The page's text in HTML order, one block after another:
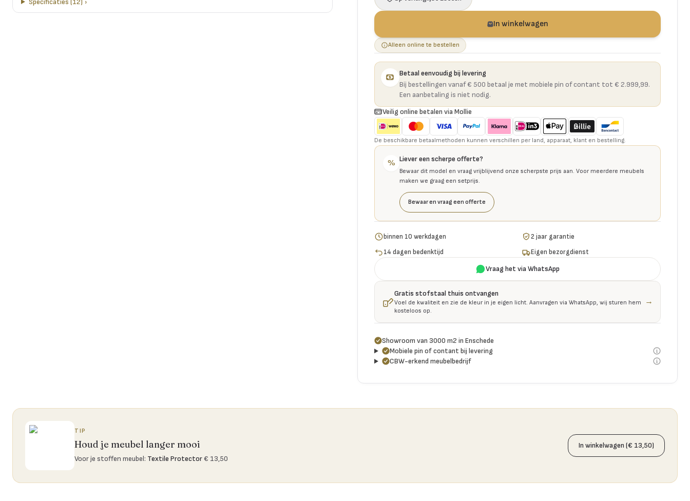
Specificaties (12) ›
In winkelwagen
Alleen online te bestellen
Betaal eenvoudig bij levering
Bij bestellingen vanaf € 500 betaal je met mobiele pin of contant tot € 2.999,99.
Een aanbetaling is niet nodig.
Veilig online betalen via Mollie
De beschikbare betaalmethoden kunnen verschillen per land, apparaat, klant en bestelling.
% Liever een scherpe offerte?
Bewaar dit model en vraag vrijblijvend onze scherpste prijs aan. Voor meerdere meubels
maken we graag een setprijs.
Bewaar en vraag een offerte
binnen 10 werkdagen
2 jaar garantie
14 dagen bedenktijd
Eigen bezorgdienst
Vraag het via WhatsApp
Gratis stofstaal thuis ontvangen
Voel de kwaliteit en zie de kleur in je eigen licht. Aanvragen via WhatsApp, wij sturen hem
kosteloos op.
→
Showroom van 3000 m2 in Enschede
Mobiele pin of contant bij levering
CBW-erkend meubelbedrijf
TIP
Houd je meubel langer mooi
Voor je stoffen meubel: Textile Protector€ 13,50
In winkelwagen (€ 13,50)